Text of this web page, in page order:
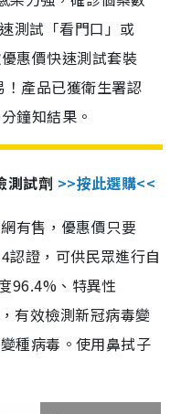
測試「看門口」或
惠價快速測試套裝
產品已獲衛生署認
鐘知結果。
測試劑 >>按此選購<<
有售，優惠價只要
認證，可供民眾進行自
96.4%、特異性
有效檢測新冠病毒變
種病毒。使用鼻拭子